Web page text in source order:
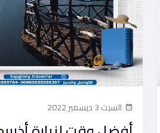
السبت 3 ديسمبر 2022